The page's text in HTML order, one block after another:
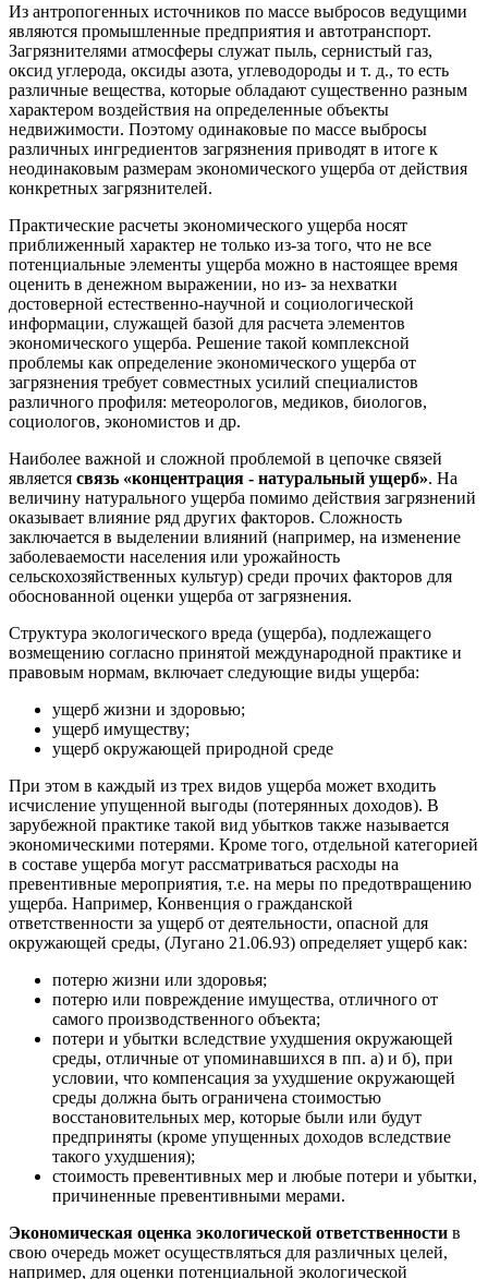
Из антропогенных источников по массе выбросов ведущими
являются промышленные предприятия и автотранспорт.
Загрязнителями атмосферы служат пыль, сернистый газ,
оксид углерода, оксиды азота, углеводороды и т. д., то есть
различные вещества, которые обладают существенно разным
характером воздействия на определенные объекты
недвижимости. Поэтому одинаковые по массе выбросы
различных ингредиентов загрязнения приводят в итоге к
неодинаковым размерам экономического ущерба от действия
конкретных загрязнителей.
Практические расчеты экономического ущерба носят
приближенный характер не только из-за того, что не все
потенциальные элементы ущерба можно в настоящее время
оценить в денежном выражении, но из- за нехватки
достоверной естественно-научной и социологической
информации, служащей базой для расчета элементов
экономического ущерба. Решение такой комплексной
проблемы как определение экономического ущерба от
загрязнения требует совместных усилий специалистов
различного профиля: метеорологов, медиков, биологов,
социологов, экономистов и др.
Наиболее важной и сложной проблемой в цепочке связей
является связь «концентрация - натуральный ущерб». На
величину натурального ущерба помимо действия загрязнений
оказывает влияние ряд других факторов. Сложность
заключается в выделении влияний (например, на изменение
заболеваемости населения или урожайность
сельскохозяйственных культур) среди прочих факторов для
обоснованной оценки ущерба от загрязнения.
Структура экологического вреда (ущерба), подлежащего
возмещению согласно принятой международной практике и
правовым нормам, включает следующие виды ущерба:
ущерб жизни и здоровью;
ущерб имуществу;
ущерб окружающей природной среде
При этом в каждый из трех видов ущерба может входить
исчисление упущенной выгоды (потерянных доходов). В
зарубежной практике такой вид убытков также называется
экономическими потерями. Кроме того, отдельной категорией
в составе ущерба могут рассматриваться расходы на
превентивные мероприятия, т.е. на меры по предотвращению
ущерба. Например, Конвенция о гражданской
ответственности за ущерб от деятельности, опасной для
окружающей среды, (Лугано 21.06.93) определяет ущерб как:
потерю жизни или здоровья;
потерю или повреждение имущества, отличного от
самого производственного объекта;
потери и убытки вследствие ухудшения окружающей
среды, отличные от упоминавшихся в пп. а) и б), при
условии, что компенсация за ухудшение окружающей
среды должна быть ограничена стоимостью
восстановительных мер, которые были или будут
предприняты (кроме упущенных доходов вследствие
такого ухудшения);
стоимость превентивных мер и любые потери и убытки,
причиненные превентивными мерами.
Экономическая оценка экологической ответственности в
свою очередь может осуществляться для различных целей,
например, для оценки потенциальной экологической